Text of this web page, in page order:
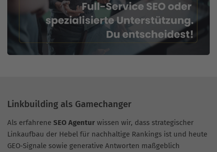
Linkbuilding als Gamechanger
Als erfahrene SEO Agentur wissen wir, dass strategischer
Linkaufbau der Hebel für nachhaltige Rankings ist und heute
GEO‑Signale sowie generative Antworten maßgeblich